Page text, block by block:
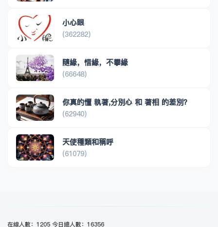
小心眼
(362282)
隨緣，惜緣，不攀緣
(66648)
你真的懂 執著,分別心 和 著相 的差別？
(62940)
天使種類和稱呼
(61079)
在線人數：1205 今日總人數：16356